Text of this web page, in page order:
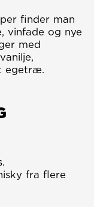
finder man
vinfade og nye
med
egetræ.
fra flere